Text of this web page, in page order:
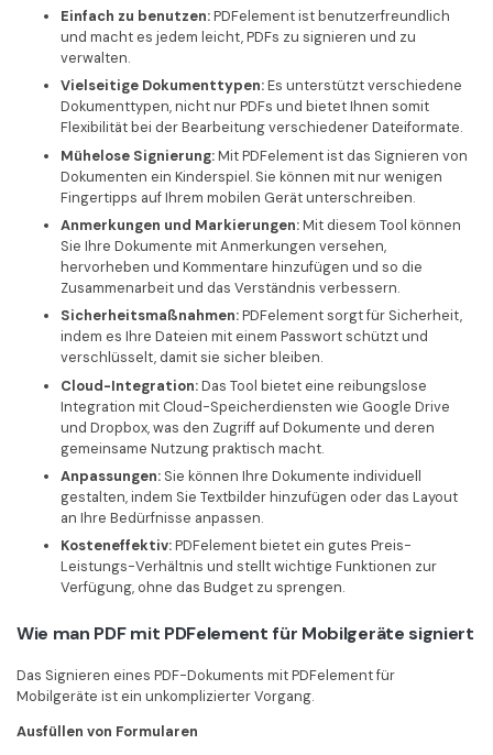
Einfach zu benutzen:PDFelement ist benutzerfreundlich
und macht es jedem leicht, PDFs zu signieren und zu
verwalten.
Vielseitige Dokumenttypen:Es unterstützt verschiedene
Dokumenttypen, nicht nur PDFs und bietet Ihnen somit
Flexibilität bei der Bearbeitung verschiedener Dateiformate.
Mühelose Signierung:Mit PDFelement ist das Signieren von
Dokumenten ein Kinderspiel. Sie können mit nur wenigen
Fingertipps auf Ihrem mobilen Gerät unterschreiben.
Anmerkungen und Markierungen:Mit diesem Tool können
Sie Ihre Dokumente mit Anmerkungen versehen,
hervorheben und Kommentare hinzufügen und so die
Zusammenarbeit und das Verständnis verbessern.
Sicherheitsmaßnahmen:PDFelement sorgt für Sicherheit,
indem es Ihre Dateien mit einem Passwort schützt und
verschlüsselt, damit sie sicher bleiben.
Cloud-Integration:Das Tool bietet eine reibungslose
Integration mit Cloud-Speicherdiensten wie Google Drive
und Dropbox, was den Zugriff auf Dokumente und deren
gemeinsame Nutzung praktisch macht.
Anpassungen: Sie können Ihre Dokumente individuell
gestalten, indem Sie Textbilder hinzufügen oder das Layout
an Ihre Bedürfnisse anpassen.
Kosteneffektiv:PDFelement bietet ein gutes Preis-
Leistungs-Verhältnis und stellt wichtige Funktionen zur
Verfügung, ohne das Budget zu sprengen.
Wie man PDF mit PDFelement für Mobilgeräte signiert
Das Signieren eines PDF-Dokuments mit PDFelement für
Mobilgeräte ist ein unkomplizierter Vorgang.
Ausfüllen von Formularen